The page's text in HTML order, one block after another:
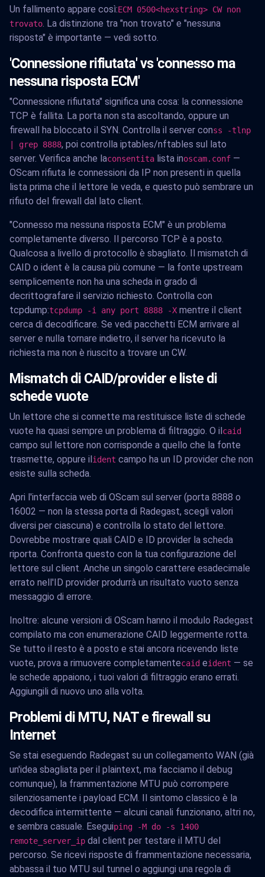
Un fallimento appare così:ECM 0500<hexstring> CW non
trovato. La distinzione tra "non trovato" e "nessuna
risposta" è importante — vedi sotto.
'Connessione rifiutata' vs 'connesso ma
nessuna risposta ECM'
"Connessione rifiutata" significa una cosa: la connessione
TCP è fallita. La porta non sta ascoltando, oppure un
firewall ha bloccato il SYN. Controlla il server conss -tlnp
| grep 8888, poi controlla iptables/nftables sul lato
server. Verifica anche laconsentita lista inoscam.conf —
OScam rifiuta le connessioni da IP non presenti in quella
lista prima che il lettore le veda, e questo può sembrare un
rifiuto del firewall dal lato client.
"Connesso ma nessuna risposta ECM" è un problema
completamente diverso. Il percorso TCP è a posto.
Qualcosa a livello di protocollo è sbagliato. Il mismatch di
CAID o ident è la causa più comune — la fonte upstream
semplicemente non ha una scheda in grado di
decrittografare il servizio richiesto. Controlla con
tcpdump:tcpdump -i any port 8888 -X mentre il client
cerca di decodificare. Se vedi pacchetti ECM arrivare al
server e nulla tornare indietro, il server ha ricevuto la
richiesta ma non è riuscito a trovare un CW.
Mismatch di CAID/provider e liste di
schede vuote
Un lettore che si connette ma restituisce liste di schede
vuote ha quasi sempre un problema di filtraggio. O ilcaid
campo sul lettore non corrisponde a quello che la fonte
trasmette, oppure ilident campo ha un ID provider che non
esiste sulla scheda.
Apri l'interfaccia web di OScam sul server (porta 8888 o
16002 — non la stessa porta di Radegast, scegli valori
diversi per ciascuna) e controlla lo stato del lettore.
Dovrebbe mostrare quali CAID e ID provider la scheda
riporta. Confronta questo con la tua configurazione del
lettore sul client. Anche un singolo carattere esadecimale
errato nell'ID provider produrrà un risultato vuoto senza
messaggio di errore.
Inoltre: alcune versioni di OScam hanno il modulo Radegast
compilato ma con enumerazione CAID leggermente rotta.
Se tutto il resto è a posto e stai ancora ricevendo liste
vuote, prova a rimuovere completamentecaid eident — se
le schede appaiono, i tuoi valori di filtraggio erano errati.
Aggiungili di nuovo uno alla volta.
Problemi di MTU, NAT e firewall su
Internet
Se stai eseguendo Radegast su un collegamento WAN (già
un'idea sbagliata per il plaintext, ma facciamo il debug
comunque), la frammentazione MTU può corrompere
silenziosamente i payload ECM. Il sintomo classico è la
decodifica intermittente — alcuni canali funzionano, altri no,
e sembra casuale. Eseguiping -M do -s 1400
remote_server_ip dal client per testare il MTU del
percorso. Se ricevi risposte di frammentazione necessaria,
abbassa il tuo MTU sul tunnel o aggiungi una regola di